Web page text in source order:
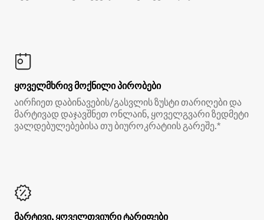
ყოველმხრივ მოქნილი პირობები
აირჩიეთ დაბინავების/გასვლის ზუსტი თარიღები და
მარტივად დაჯავშნეთ ონლაინ, ყოველგვარი ზედმეტი
ვალდებულებებისა თუ ბიუროკრატიის გარეშე.*
მარტივი, ყოველთვიური ტარიფები